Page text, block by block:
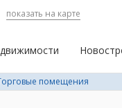
показать на карте
помещения